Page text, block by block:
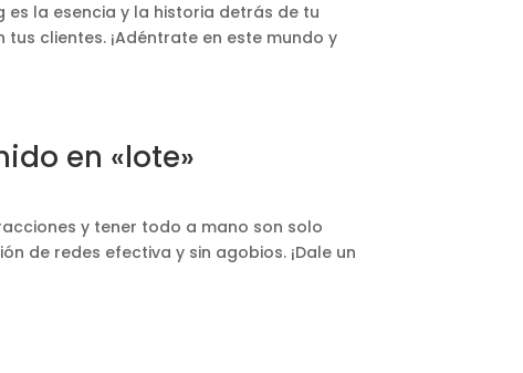
la esencia y la historia detrás de tu
clientes. ¡Adéntrate en este mundo y
en «lote»
y tener todo a mano son solo
de redes efectiva y sin agobios. ¡Dale un